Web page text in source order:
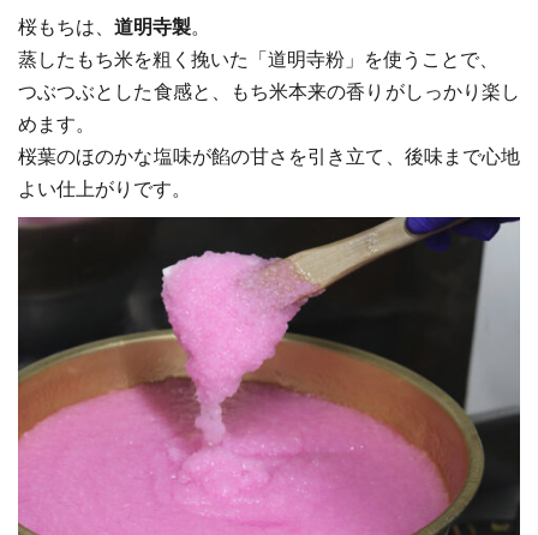
桜もちは、 道明寺製。
蒸したもち米を粗く挽いた「道明寺粉」を使うことで、
つぶつぶとした食感と、もち米本来の香りがしっかり楽し
めます。
桜葉のほのかな塩味が餡の甘さを引き立て、後味まで心地
よい仕上がりです。